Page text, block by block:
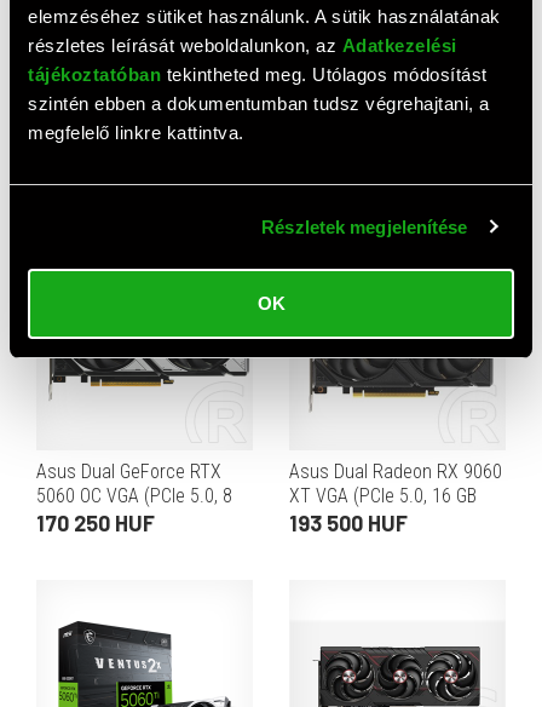
elemzéséhez sütiket használunk. A sütik használatának
részletes leírását weboldalunkon, az Adatkezelési
tájékoztatóban tekintheted meg. Utólagos módosítást
szintén ebben a dokumentumban tudsz végrehajtani, a
megfelelő linkre kattintva.
Részletek megjelenítése
OK
Asus Prime GeForce RTX
5070 OC VGA (PCIe 5.0, 12
Asus Dual GeForce RTX
5060 OC VGA (PCIe 5.0, 8
GB GDDR7, 128 bit,
170 250 HUF
Asus Dual Radeon RX 9060
XT VGA (PCIe 5.0, 16 GB
GDDR6, 128 bit,
193 500 HUF